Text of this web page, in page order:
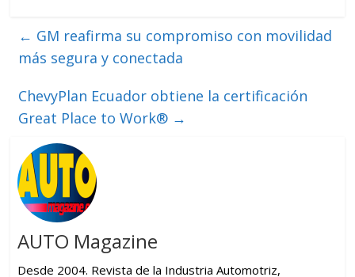
← GM reafirma su compromiso con movilidad
más segura y conectada
ChevyPlan Ecuador obtiene la certificación
Great Place to Work® →
AUTO Magazine
Desde 2004. Revista de la Industria Automotriz,